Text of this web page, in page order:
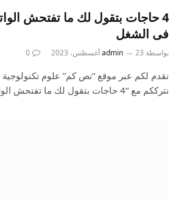
4 حاجات بتقول لك ما تفتحش
فى الشغل
بواسطة admin 23 أغسطس، 2023 0
نقدم لكم عبر موقع “نص كم” علوم تكنولوجية
نترككم مع “4 حاجات بتقول لك ما تفتحش الواتس آب…